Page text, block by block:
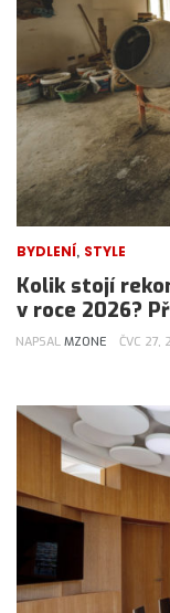
BYDLENÍ, STYLE
Kolik stojí
v roce 2026?
NAPSAL MZONE ČVC 27,